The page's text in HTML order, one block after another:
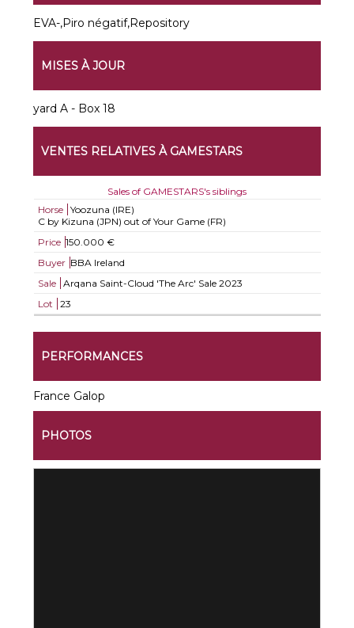
EVA-,Piro négatif,Repository
MISES À JOUR
yard A - Box 18
VENTES RELATIVES À GAMESTARS
Sales of GAMESTARS's siblings
Horse
Yoozuna (IRE)
C by Kizuna (JPN) out of Your Game (FR)
Price 150.000 €
Buyer BBA Ireland
Sale
Arqana Saint-Cloud 'The Arc' Sale 2023
Lot
23
PERFORMANCES
France Galop
PHOTOS